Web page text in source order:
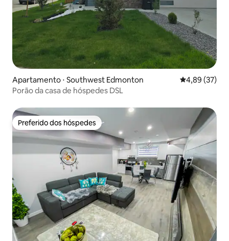
Apartamento ⋅ Southwest Edmonton 4,89 de uma
4,89 (37)
Porão da casa de hóspedes DSL
Preferido dos hóspedes
Preferido dos hóspedes